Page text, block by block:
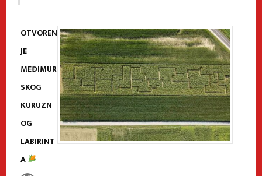
OTVOREN
JE
MEĐIMUR
SKOG
KURUZN
OG
LABIRINT
A